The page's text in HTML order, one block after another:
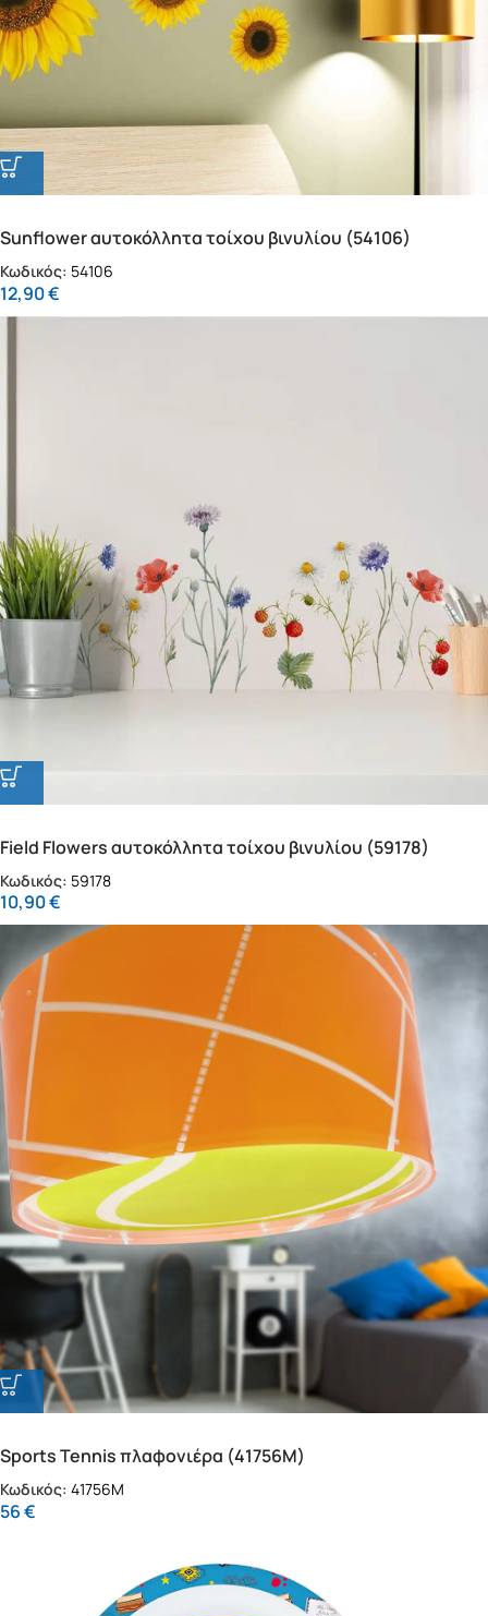
Sunflower αυτοκόλλητα τοίχου βινυλίου (54106)
Κωδικός: 54106
12,90€
Field Flowers αυτοκόλλητα τοίχου βινυλίου (59178)
Κωδικός: 59178
10,90€
Sports Tennis πλαφονιέρα (41756M)
Κωδικός: 41756M
56€